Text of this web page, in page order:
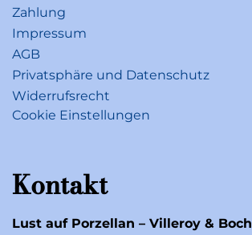
Zahlung
Impressum
AGB
Privatsphäre und Datenschutz
Widerrufsrecht
Cookie Einstellungen
Kontakt
Lust auf Porzellan – Villeroy & Boch